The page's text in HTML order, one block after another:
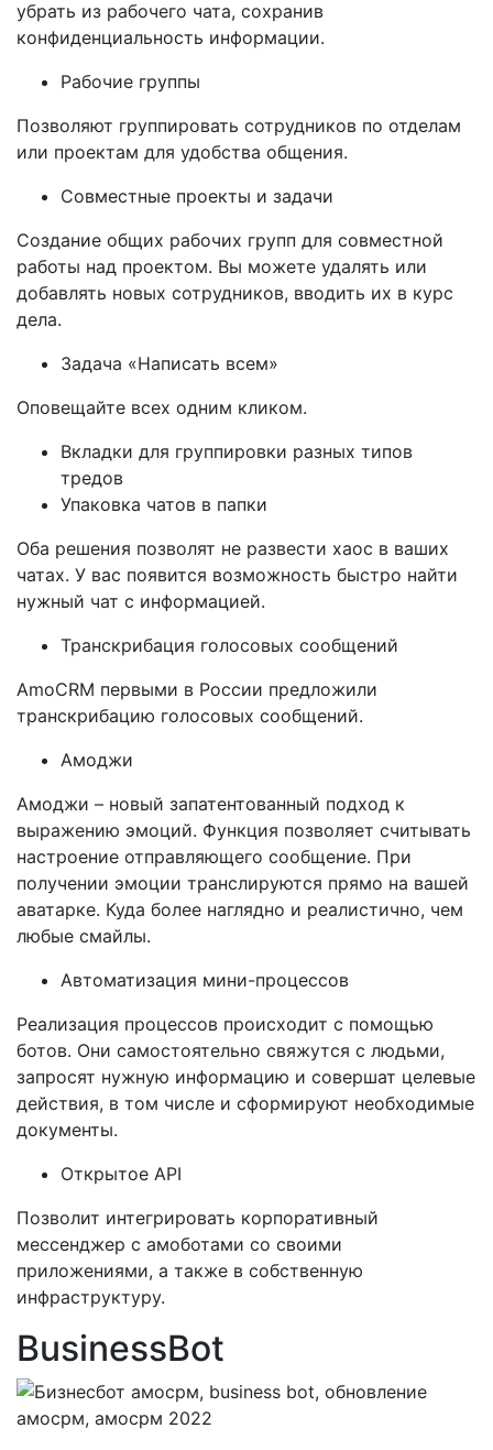
убрать из рабочего чата, сохранив
конфиденциальность информации.
Рабочие группы
Позволяют группировать сотрудников по отделам
или проектам для удобства общения.
Совместные проекты и задачи
Создание общих рабочих групп для совместной
работы над проектом. Вы можете удалять или
добавлять новых сотрудников, вводить их в курс
дела.
Задача «Написать всем»
Оповещайте всех одним кликом.
Вкладки для группировки разных типов
тредов
Упаковка чатов в папки
Оба решения позволят не развести хаос в ваших
чатах. У вас появится возможность быстро найти
нужный чат с информацией.
Транскрибация голосовых сообщений
AmoCRM первыми в России предложили
транскрибацию голосовых сообщений.
Амоджи
Амоджи – новый запатентованный подход к
выражению эмоций. Функция позволяет считывать
настроение отправляющего сообщение. При
получении эмоции транслируются прямо на вашей
аватарке. Куда более наглядно и реалистично, чем
любые смайлы.
Автоматизация мини-процессов
Реализация процессов происходит с помощью
ботов. Они самостоятельно свяжутся с людьми,
запросят нужную информацию и совершат целевые
действия, в том числе и сформируют необходимые
документы.
Открытое API
Позволит интегрировать корпоративный
мессенджер с амоботами со своими
приложениями, а также в собственную
инфраструктуру.
BusinessBot